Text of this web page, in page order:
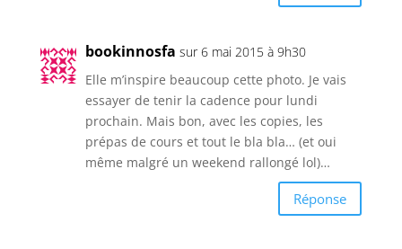
bookinnosfa sur 6 mai 2015 à 9h30
Elle m’inspire beaucoup cette photo. Je vais
essayer de tenir la cadence pour lundi
prochain. Mais bon, avec les copies, les
prépas de cours et tout le bla bla… (et oui
même malgré un weekend rallongé lol)…
Réponse